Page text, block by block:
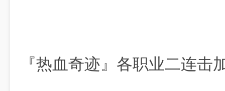
『热血奇迹』各职业二连击